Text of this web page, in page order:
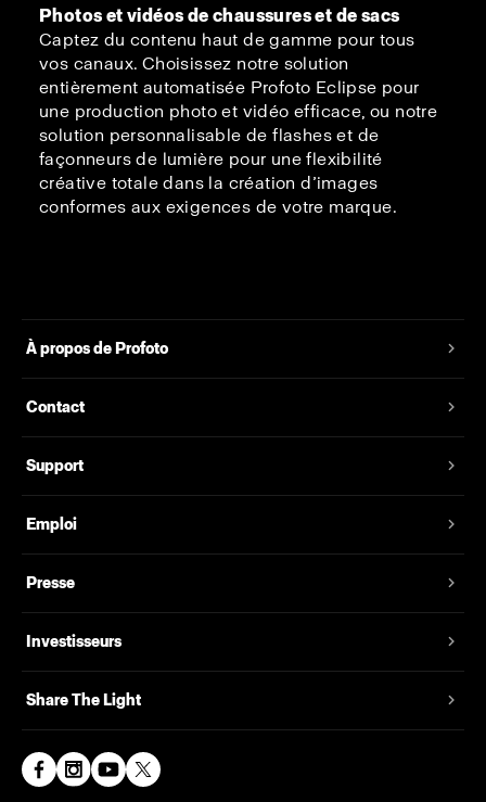
Photos et vidéos de chaussures et de sacs
Captez du contenu haut de gamme pour tous
vos canaux. Choisissez notre solution
entièrement automatisée Profoto Eclipse pour
une production photo et vidéo efficace, ou notre
solution personnalisable de flashes et de
façonneurs de lumière pour une flexibilité
créative totale dans la création d’images
conformes aux exigences de votre marque.
À propos de Profoto
Contact
Support
Emploi
Presse
Investisseurs
Share The Light